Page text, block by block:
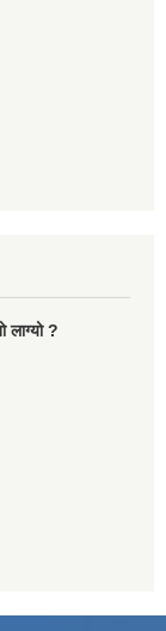
लाग्यो ?